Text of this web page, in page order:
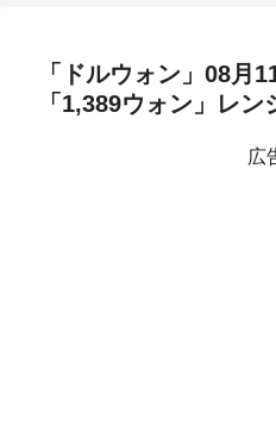
「ドルウォン」08月
「1,389ウォン」レン
広